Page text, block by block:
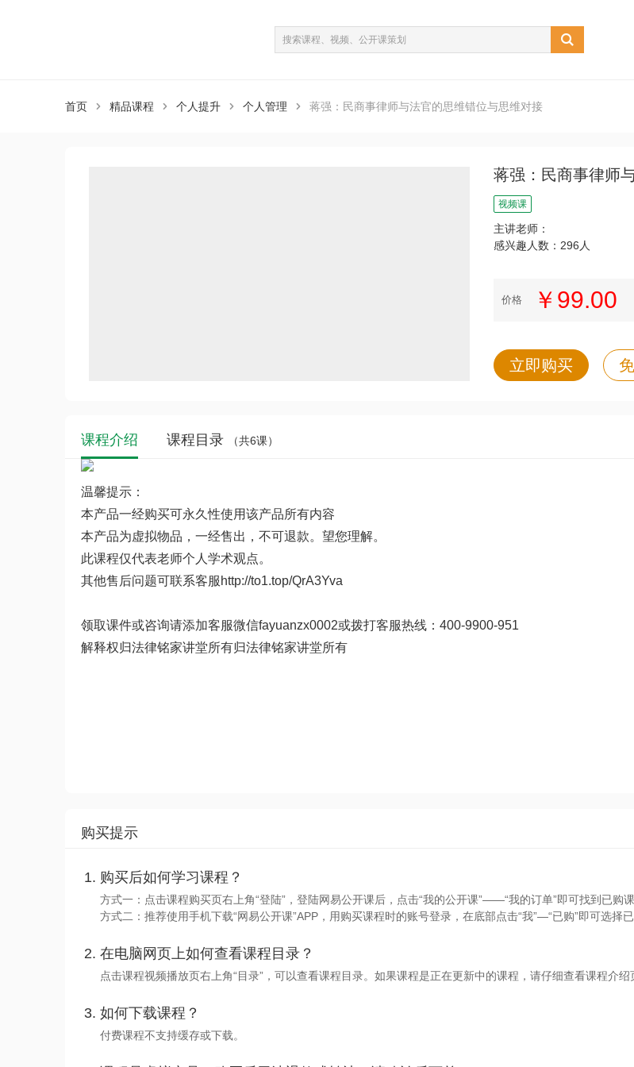
首页  精品课程  个人提升  个人管理  蒋强：民商事律师与法官的思维错位与思维对接
（共6课）
蒋强：民商事律师
视频课
主讲老师：
感兴趣人数：296人
价格 ￥99.00
立即购买
课程介绍 课程目录 （共6课）
温馨提示：
本产品一经购买可永久性使用该产品所有内容
本产品为虚拟物品，一经售出，不可退款。望您理解。
此课程仅代表老师个人学术观点。
其他售后问题可联系客服 http://to1.top/QrA3Yva
领取课件或咨询请添加客服微信fayuanzx0002或拨打客服热线：400-9900-951
解释权归法律铭家讲堂所有归法律铭家讲堂所有
购买提示
购买后如何学习课程？
方式一：点击课程购买页右上角“登陆”，登陆网易公开课后，点击“我的公开课”——“我的订单”即可找到已购课
方式二：推荐使用手机下载“网易公开课”APP，用购买课程时的账号登录，在底部点击“我”—“已购”即可选择已
在电脑网页上如何查看课程目录？
点击课程视频播放页右上角“目录”，可以查看课程目录。如果课程是正在更新中的课程，请仔细查看课程介绍
如何下载课程？
付费课程不支持缓存或下载。